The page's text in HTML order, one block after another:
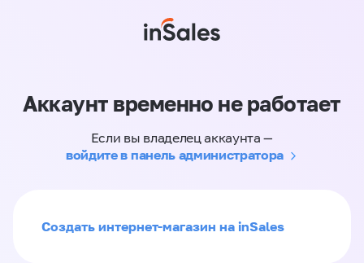
Аккаунт временно не работает
Если вы владелец аккаунта —
войдите в панель администратора
Создать интернет-магазин на inSales